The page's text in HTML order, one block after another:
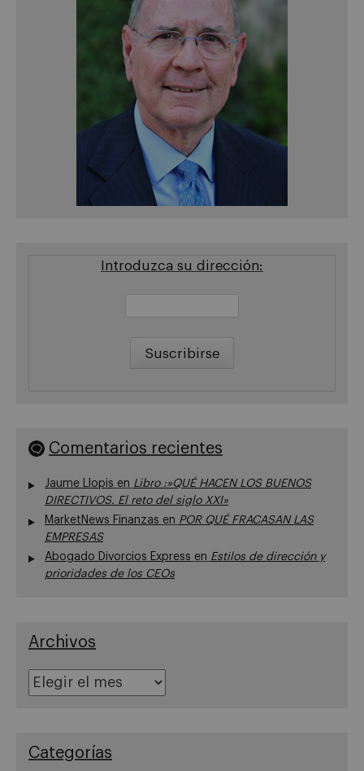
Introduzca su dirección:
Comentarios recientes
Jaume Llopis en Libro :»QUÉ HACEN LOS BUENOS
DIRECTIVOS. El reto del siglo XXI»
MarketNews Finanzas en POR QUÉ FRACASAN LAS
EMPRESAS
Abogado Divorcios Express en Estilos de dirección y
prioridades de los CEOs
Archivos
Categorías